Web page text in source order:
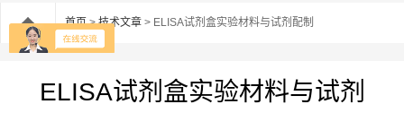
首页>技术文章 > ELISA试剂盒实验材料与试剂配制
ELISA试剂盒实验材料与试剂